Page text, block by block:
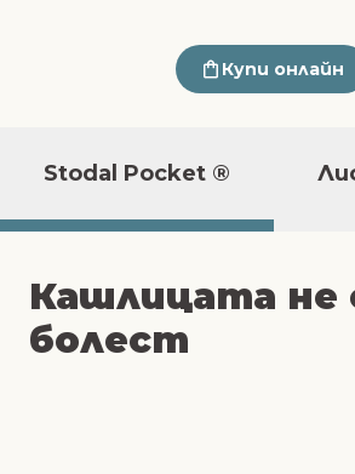
Купи онлайн
Stodal Pocket ®
Кашлицата не
болест